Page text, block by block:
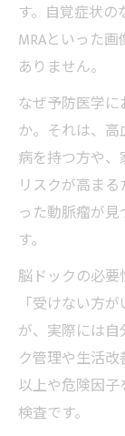
す。自覚症状
MRAといった
ありません。
なぜ予防医学
か。それは、
病を持つ方や
リスクが高ま
った動脈瘤が
す。
脳ドックの必要
「受けない方
が、実際には
ク管理や生活
以上や危険因
検査です。